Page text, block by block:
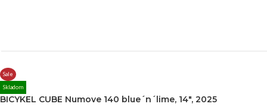
Sale
Skladom
BICYKEL CUBE Numove 140 blue´n´lime, 14″, 2025